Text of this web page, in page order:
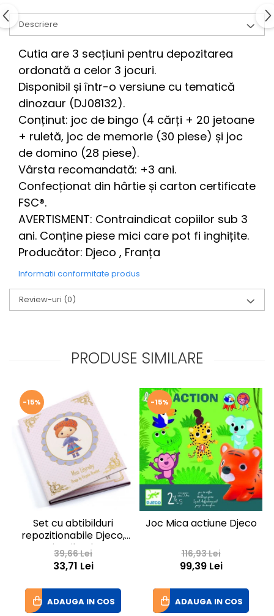
Descriere
Cutia are 3 secțiuni pentru depozitarea
ordonată a celor 3 jocuri.
Disponibil și într-o versiune cu tematică
dinozaur (DJ08132).
Conținut: joc de bingo (4 cărți + 20 jetoane
+ ruletă, joc de memorie (30 piese) și joc
de domino (28 piese).
Vârsta recomandată: +3 ani.
Confecționat din hârtie și carton certificate
FSC®.
AVERTISMENT: Contraindicat copiilor sub 3
ani. Conține piese mici care pot fi inghițite.
Producător: Djeco , Franța
Informatii conformitate produs
Review-uri (0)
PRODUSE SIMILARE
-15%
Set cu abtibilduri
repozitionabile Djeco,
Miss Lilyruby
39,66 Lei
33,71 Lei
ADAUGA IN COS
-15%
Joc Mica actiune Djeco
116,93 Lei
99,39 Lei
ADAUGA IN COS